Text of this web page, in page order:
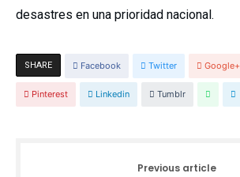
desastres en una prioridad nacional.
SHARE Facebook Twitter Google+
Pinterest Linkedin Tumblr
Previous article